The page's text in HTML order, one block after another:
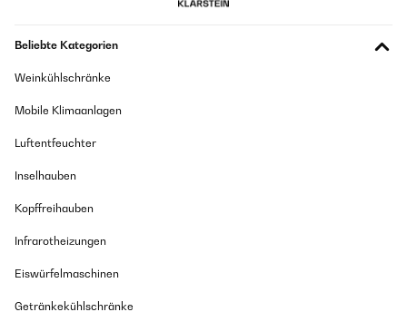
Beliebte Kategorien
Weinkühlschränke
Mobile Klimaanlagen
Luftentfeuchter
Inselhauben
Kopffreihauben
Infrarotheizungen
Eiswürfelmaschinen
Getränkekühlschränke